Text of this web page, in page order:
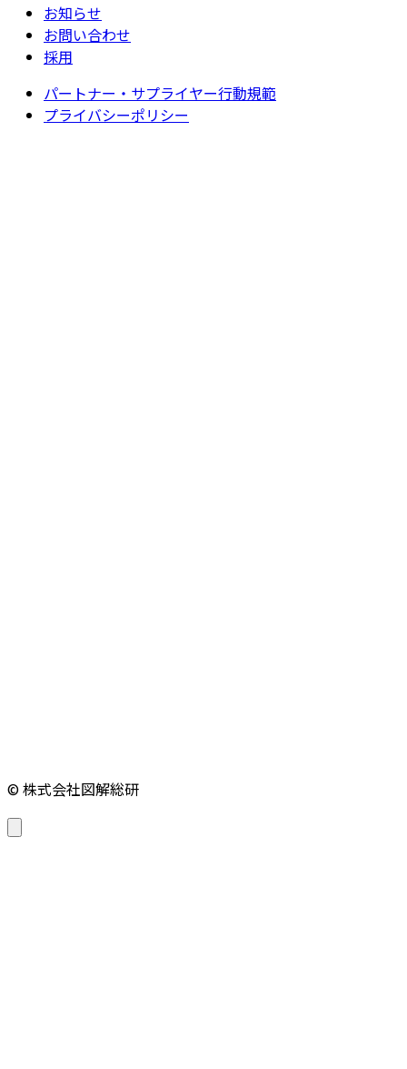
お知らせ
お問い合わせ
採用
パートナー・サプライヤー行動規範
プライバシーポリシー
© 株式会社図解総研